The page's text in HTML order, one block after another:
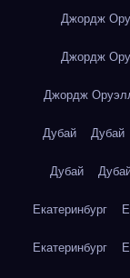
Джордж
Джордж
Джордж
Дубай Дубай
Дубай
Екатеринбург
Екатеринбург